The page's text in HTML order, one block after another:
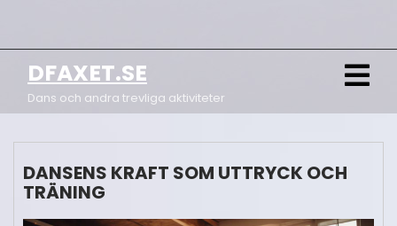
content
DFAXET.SE
Dans och andra trevliga aktiviteter
DANSENS KRAFT SOM UTTRYCK OCH
TRÄNING